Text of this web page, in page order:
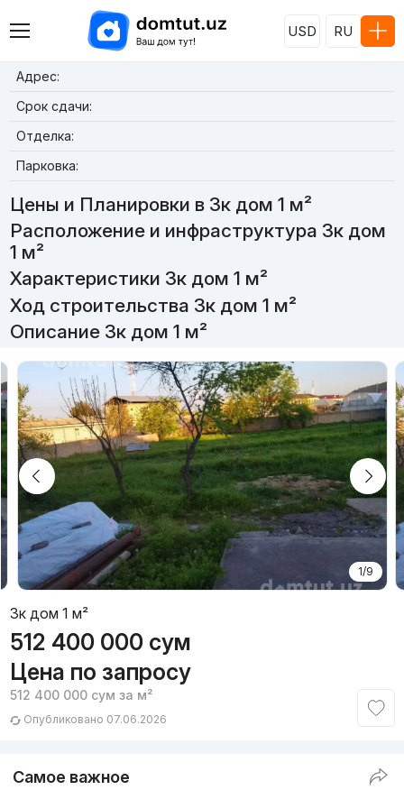
USD RU
Адрес:
Срок сдачи:
Отделка:
Парковка:
Цены и Планировки в 3к дом 1 м²
Расположение и инфраструктура 3к дом
1 м²
Характеристики 3к дом 1 м²
Ход строительства 3к дом 1 м²
Описание 3к дом 1 м²
1/9
3к дом 1 м²
512 400 000 сум
Цена по запросу
512 400 000 сум за м²
Опубликовано 07.06.2026
Самое важное